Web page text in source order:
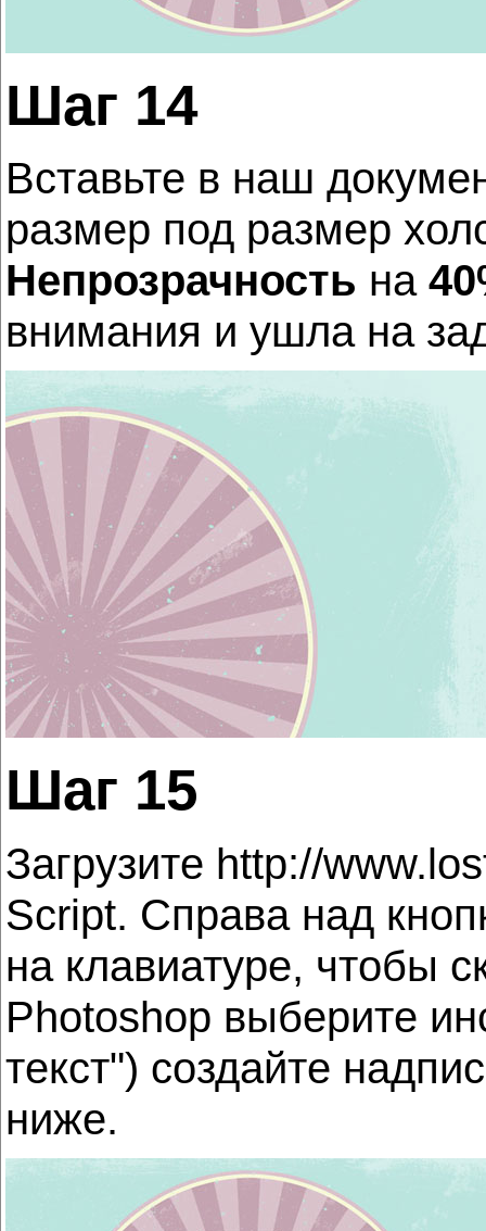
Шаг 14
Вставьте в наш
размер под размер
Непрозрачность на
внимания и ушла на
Шаг 15
Загрузите http://
Script. Справа над
на клавиатуре, чтобы
Photoshop выберите
текст") создайте
ниже.